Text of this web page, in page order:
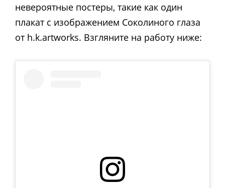
невероятные постеры, такие как один
плакат с изображением Соколиного глаза
от h.k.artworks. Взгляните на работу ниже: